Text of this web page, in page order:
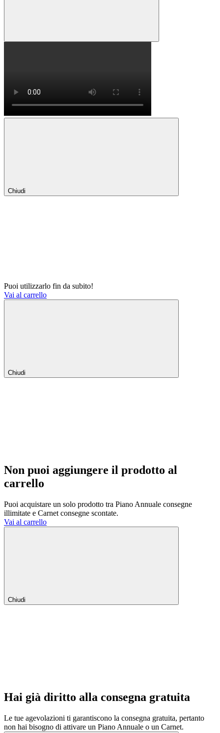
Chiudi
Puoi utilizzarlo fin da subito!
Vai al carrello
Chiudi
Non puoi aggiungere il prodotto al
carrello
Puoi acquistare un solo prodotto tra Piano Annuale consegne
illimitate e Carnet consegne scontate.
Vai al carrello
Chiudi
Hai già diritto alla consegna gratuita
Le tue agevolazioni ti garantiscono la consegna gratuita, pertanto
non hai bisogno di attivare un Piano Annuale o un Carnet.